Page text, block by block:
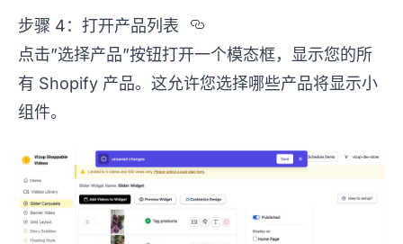
步骤 4：打开产品列表
Section titled
点击”选择产品”按钮打开一个模态框，显示您的所
有 Shopify 产品。这允许您选择哪些产品将显示小
组件。